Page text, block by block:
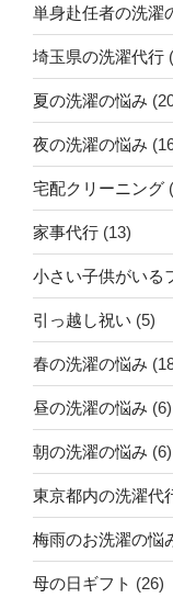
単身赴任者の洗濯
埼玉県の洗濯代行
夏の洗濯の悩み
夜の洗濯の悩み
宅配クリーニング
家事代行 (13)
小さい子供がいる
引っ越し祝い (5)
春の洗濯の悩み
昼の洗濯の悩み (6)
朝の洗濯の悩み (6)
東京都内の洗濯代
梅雨のお洗濯の悩
母の日ギフト (26)